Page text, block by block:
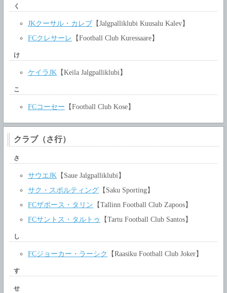
く
JKクーサル・カレブ 【Jalgpalliklubi Kuusalu Kalev】
FCクレサーレ
【Football Club Kuressaare】
け
ケイラJK 【Keila Jalgpalliklubi】
こ
FCコーセー 【Football Club Kose】
クラブ（さ行）
さ
サウエJK 【Saue Jalgpalliklubi】
サク・スポルティング 【Saku Sporting】
FCザポース・タリン 【Tallinn Football Club Zapoos】
FCサントス・タルトゥ
【Tartu Football Club Santos】
し
FCジョーカー・ラーシク 【Raasiku Football Club Joker】
す
せ